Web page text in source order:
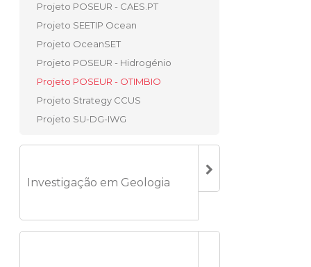
Projeto POSEUR - CAES.PT
Projeto SEETIP Ocean
Projeto OceanSET
Projeto POSEUR - Hidrogénio
Projeto POSEUR - OTIMBIO
Projeto Strategy CCUS
Projeto SU-DG-IWG
Investigação em Geologia